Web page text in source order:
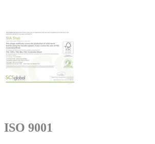
ISO 9001